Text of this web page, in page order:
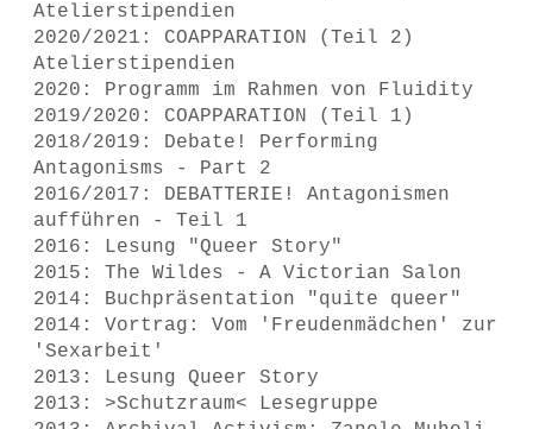
Atelierstipendien
2020/2021: COAPPARATION (Teil 2)
Atelierstipendien
2020: Programm im Rahmen von Fluidity
2019/2020: COAPPARATION (Teil 1)
2018/2019: Debate! Performing
Antagonisms - Part 2
2016/2017: DEBATTERIE! Antagonismen
aufführen - Teil 1
2016: Lesung "Queer Story"
2015: The Wildes - A Victorian Salon
2014: Buchpräsentation "quite queer"
2014: Vortrag: Vom 'Freudenmädchen' zur
'Sexarbeit'
2013: Lesung Queer Story
2013: >Schutzraum< Lesegruppe